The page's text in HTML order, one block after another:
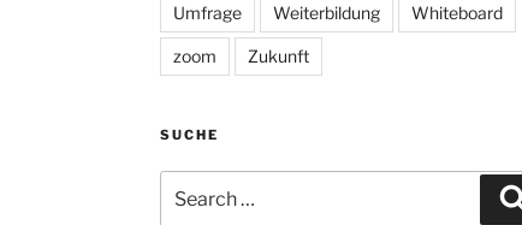
Umfrage Weiterbildung Whiteboard
zoom Zukunft
SUCHE
for: